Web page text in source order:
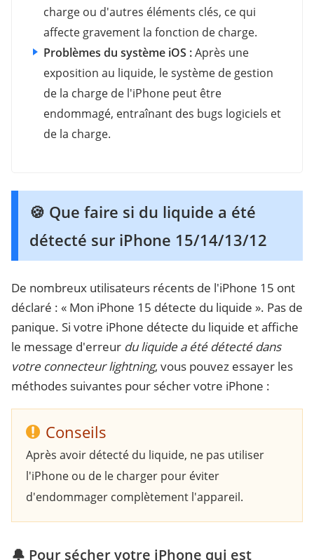
charge ou d'autres éléments clés, ce qui
affecte gravement la fonction de charge.
Problèmes du système iOS :Après une
exposition au liquide, le système de gestion
de la charge de l'iPhone peut être
endommagé, entraînant des bugs logiciels et
de la charge.
🍪 Que faire si du liquide a été
détecté sur iPhone 15/14/13/12
De nombreux utilisateurs récents de l'iPhone 15 ont
déclaré : « Mon iPhone 15 détecte du liquide ». Pas de
panique. Si votre iPhone détecte du liquide et affiche
le message d'erreur du liquide a été détecté dans
votre connecteur lightning, vous pouvez essayer les
méthodes suivantes pour sécher votre iPhone :
Conseils
Après avoir détecté du liquide, ne pas utiliser
l'iPhone ou de le charger pour éviter
d'endommager complètement l'appareil.
🔔 Pour sécher votre iPhone qui est